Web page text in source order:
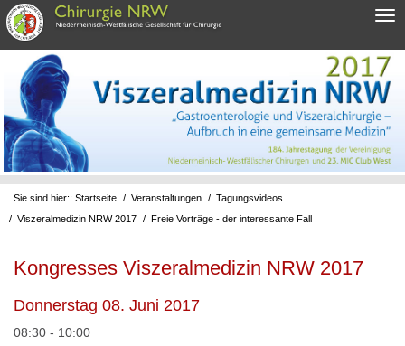
Sie sind hier:: Startseite / Veranstaltungen / Tagungsvideos
/ Viszeralmedizin NRW 2017 / Freie Vorträge - der interessante Fall
Kongresses Viszeralmedizin NRW 2017
Donnerstag 08. Juni 2017
08:30 - 10:00